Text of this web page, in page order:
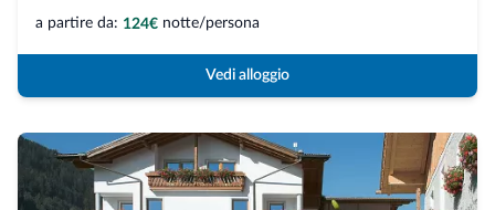
a partire da: 124€ notte/persona
Vedi alloggio